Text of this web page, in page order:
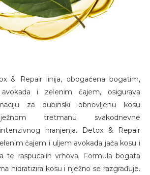
& Repair linija, obogaćena bogatim,
i zelenim čajem, osigurava
za dubinski obnovljenu kosu
tretmanu svakodnevne
hranjenja. Detox & Repair
čajem i uljem avokada jača kosu i
te raspucalih vrhova. Formula bogata
hidratizira kosu i nježno se razgrađuje.